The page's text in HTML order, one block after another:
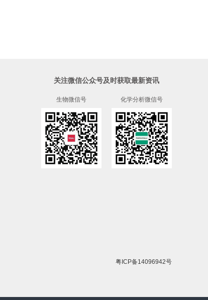
关注微信公众号及时获取最新资讯
生物微信号 化学分析微信号
粤ICP备14096942号